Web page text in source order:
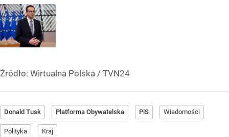
Źródło: Wirtualna Polska / TVN24
Donald Tusk Platforma Obywatelska PiS Wiadomości
Polityka Kraj